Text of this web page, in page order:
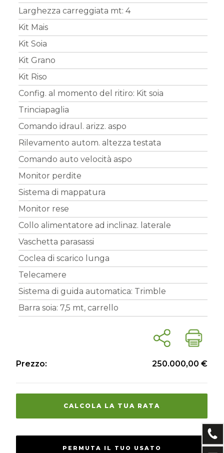
Prezzo: 250.000,00 €
CALCOLA LA TUA RATA
PERMUTA IL TUO USATO
Larghezza carreggiata mt: 4
Kit Mais
Kit Soia
Kit Grano
Kit Riso
Config. al momento del ritiro: Kit soia
Trinciapaglia
Comando idraul. arizz. aspo
Rilevamento autom. altezza testata
Comando auto velocità aspo
Monitor perdite
Sistema di mappatura
Monitor rese
Collo alimentatore ad inclinaz. laterale
Vaschetta parasassi
Coclea di scarico lunga
Telecamere
Sistema di guida automatica: Trimble
Barra soia: 7,5 mt, carrello